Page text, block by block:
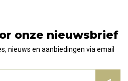
onze nieuwsbrief
nieuws en aanbiedingen via email